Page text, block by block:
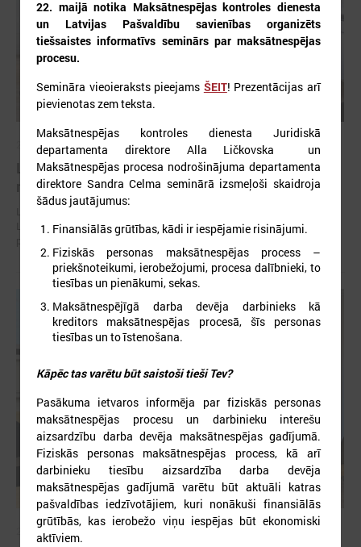
2026. gada 30. jūlijs
Latvijas Pašvaldību savienības un Iekšlietu
ministrijas sarunas
Latvijas Pašvaldību savienība aicina piedalīties Iekšlietu ministrijas un
Latvijas Pašvaldību savienības sarunās, kas notiks šī gada 5. augustā
plkst. 14:30 LPS 4. stāva zālē (Mazā Pils iela 1, Rīga).
2026. gada 15. jūlijs
22. maijā notika Maksātnespējas kontroles dienesta
un Latvijas Pašvaldību savienības organizēts
tiešsaistes informatīvs seminārs par maksātnespējas
procesu.
Semināra vieoieraksts pieejams ŠEIT! Prezentācijas arī
pievienotas zem teksta.
Maksātnespējas kontroles dienesta Juridiskā
departamenta direktore Alla Ličkovska un
Maksātnespējas procesa nodrošinājuma departamenta
direktore Sandra Celma seminārā izsmeļoši skaidroja
šādus jautājumus:
Finansiālās grūtības, kādi ir iespējamie risinājumi.
Fiziskās personas maksātnespējas process –
priekšnoteikumi, ierobežojumi, procesa dalībnieki, to
tiesības un pienākumi, sekas.
Maksātnespējīgā darba devēja darbinieks kā
kreditors maksātnespējas procesā, šīs personas
tiesības un to īstenošana.
Kāpēc tas varētu būt saistoši tieši Tev?
Pasākuma ietvaros informēja par fiziskās personas
maksātnespējas procesu un darbinieku interešu
aizsardzību darba devēja maksātnespējas gadījumā.
Fiziskās personas maksātnespējas process, kā arī
darbinieku tiesību aizsardzība darba devēja
maksātnespējas gadījumā varētu būt aktuāli katras
pašvaldības iedzīvotājiem, kuri nonākuši finansiālās
grūtībās, kas ierobežo viņu iespējas būt ekonomiski
aktīviem.